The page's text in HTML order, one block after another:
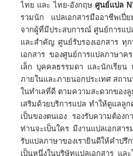
ไทย และ ไทย-อังกฤษศูนย์แปล
รวมนัก แปลเอกสารมืออาชีพเ
จากผู้ที่มีประสบการณ์ ศูนย์การแป
และสำคัญ ศูนย์รับรองเอกสาร ทุ
เอกสาร ของศูนย์การแปลภาษา
เล็ก บุคคลธรรมดา และนักเรียน
ภายในและภายนอกประเทศ สถาน
ในทำเลที่ดี ตามความสะดวกของ
เสริมด้วยบริการแปล ทำให้ดูแลลู
เป็นของตนเอง รองรับความต้อง
ท่านจะเป็นใคร มีงานแปลเอกสา
รับแปลภาษาของเรายินดีให้คำป
เป็นหนึ่งในบริษัทแปลเอกสาร แล